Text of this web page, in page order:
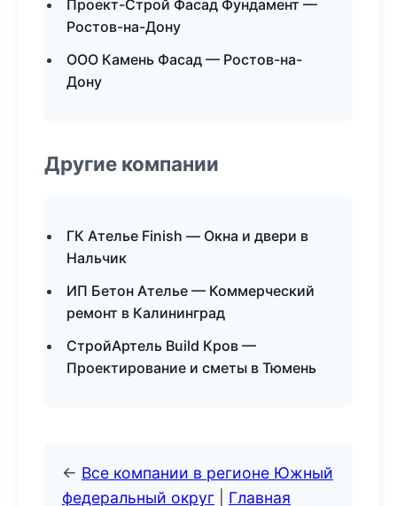
Проект-Строй Фасад Фундамент —
Ростов-на-Дону
ООО Камень Фасад — Ростов-на-
Дону
Другие компании
ГК Ателье Finish — Окна и двери в
Нальчик
ИП Бетон Ателье — Коммерческий
ремонт в Калининград
СтройАртель Build Кров —
Проектирование и сметы в Тюмень
← Все компании в регионе Южный
федеральный округ
Главная